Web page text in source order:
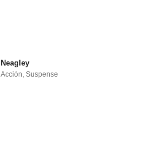
Neagley
Acción,Suspense